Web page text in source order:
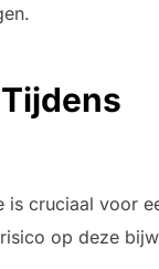
is cruciaal voor
op deze